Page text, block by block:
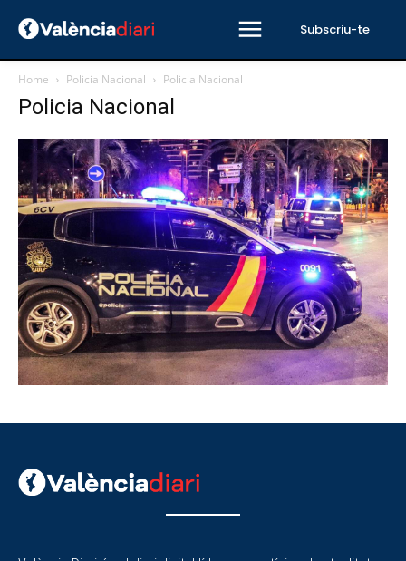
Subscriu-te
Home Policia Nacional Policia Nacional
Policia Nacional